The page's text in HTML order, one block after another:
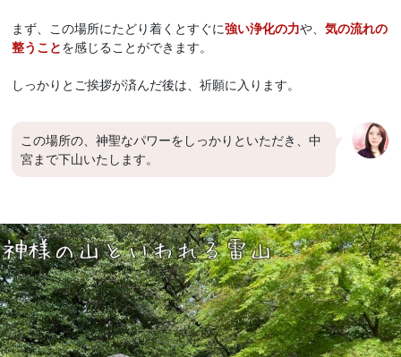
まず、この場所にたどり着くとすぐに強い浄化の力や、気の流れの
整うことを感じることができます。
しっかりとご挨拶が済んだ後は、祈願に入ります。
この場所の、神聖なパワーをしっかりといただき、中
宮まで下山いたします。